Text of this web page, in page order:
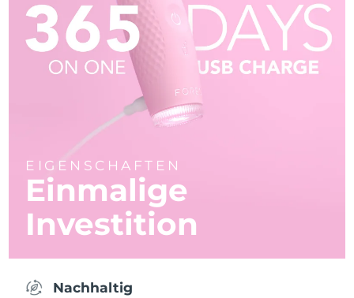
EIGENSCHAFTEN
Einmalige
Investition
Nachhaltig